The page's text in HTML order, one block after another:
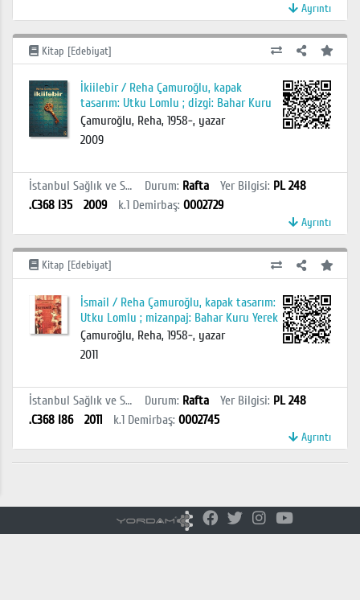
Ayrıntı
Kitap [Edebiyat]
İkiilebir / Reha Çamuroğlu, kapak
tasarım: Utku Lomlu ; dizgi: Bahar Kuru
Çamuroğlu, Reha, 1958-, yazar
2009
İstanbul Sağlık ve Sosyal Bilimler MYO Kütüphanesi Durum: Rafta Yer Bilgisi: PL 248
.C368 I35
2009 k.1 Demirbaş: 0002729
Ayrıntı
Kitap [Edebiyat]
İsmail / Reha Çamuroğlu, kapak tasarım:
Utku Lomlu ; mizanpaj: Bahar Kuru Yerek
Çamuroğlu, Reha, 1958-, yazar
2011
İstanbul Sağlık ve Sosyal Bilimler MYO Kütüphanesi Durum: Rafta Yer Bilgisi: PL 248
.C368 I86
2011 k.1 Demirbaş: 0002745
Ayrıntı